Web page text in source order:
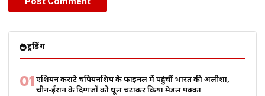
ट्रेंडिंग
01एशियन कराटे चैंपियनशिप के फाइनल में पहुंचीं भारत की अलीशा,
चीन-ईरान के दिग्गजों को धूल चटाकर किया मेडल पक्का